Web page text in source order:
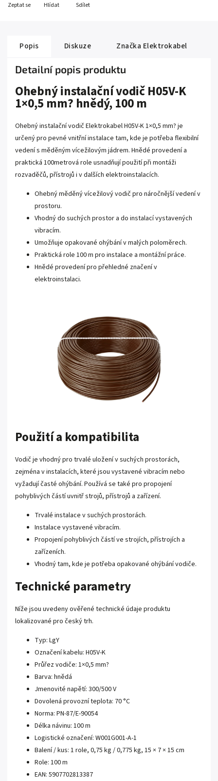
Zeptat se Hlídat Sdílet
Popis Diskuze Značka Elektrokabel
Detailní popis produktu
Ohebný instalační vodič H05V-K
1×0,5 mm? hnědý, 100 m
Ohebný instalační vodič Elektrokabel H05V-K 1×0,5 mm? je
určený pro pevné vnitřní instalace tam, kde je potřeba flexibilní
vedení s měděným vícežilovým jádrem. Hnědé provedení a
praktická 100metrová role usnadňují použití při montáži
rozvaděčů, přístrojů i v dalších elektroinstalacích.
Ohebný měděný vícežilový vodič pro náročnější vedení v
prostoru.
Vhodný do suchých prostor a do instalací vystavených
vibracím.
Umožňuje opakované ohýbání v malých poloměrech.
Praktická role 100 m pro instalace a montážní práce.
Hnědé provedení pro přehledné značení v
elektroinstalaci.
Použití a kompatibilita
Vodič je vhodný pro trvalé uložení v suchých prostorách,
zejména v instalacích, které jsou vystavené vibracím nebo
vyžadují časté ohýbání. Používá se také pro propojení
pohyblivých částí uvnitř strojů, přístrojů a zařízení.
Trvalé instalace v suchých prostorách.
Instalace vystavené vibracím.
Propojení pohyblivých částí ve strojích, přístrojích a
zařízeních.
Vhodný tam, kde je potřeba opakované ohýbání vodiče.
Technické parametry
Níže jsou uvedeny ověřené technické údaje produktu
lokalizované pro český trh.
Typ: LgY
Označení kabelu: H05V-K
Průřez vodiče: 1×0,5 mm?
Barva: hnědá
Jmenovité napětí: 300/500 V
Dovolená provozní teplota: 70 °C
Norma: PN-87/E-90054
Délka návinu: 100 m
Logistické označení: W001G001-A-1
Balení / kus: 1 role, 0,75 kg / 0,775 kg, 15 × 7 × 15 cm
Role: 100 m
EAN: 5907702813387